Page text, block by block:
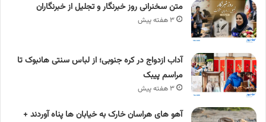
متن سخنرانی روز خبرنگار و تجلیل از خبرنگاران
۳ هفته پیش
آداب ازدواج در کره جنوبی؛ از لباس سنتی هانبوک تا
مراسم پیبک
۳ هفته پیش
آهو های هراسان خارک به خیابان ها پناه آوردند +